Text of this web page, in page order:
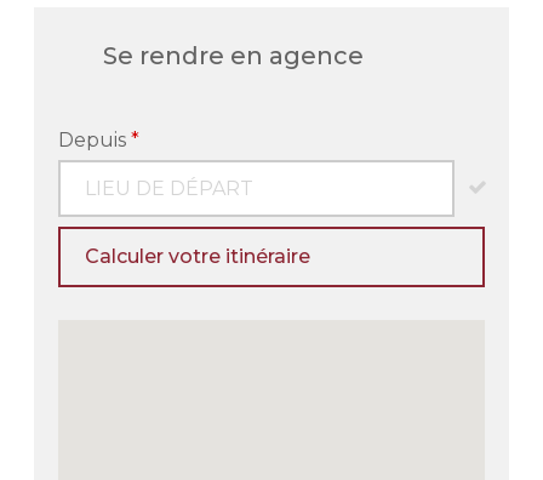
Se rendre en agence
Depuis*
Calculer votre itinéraire